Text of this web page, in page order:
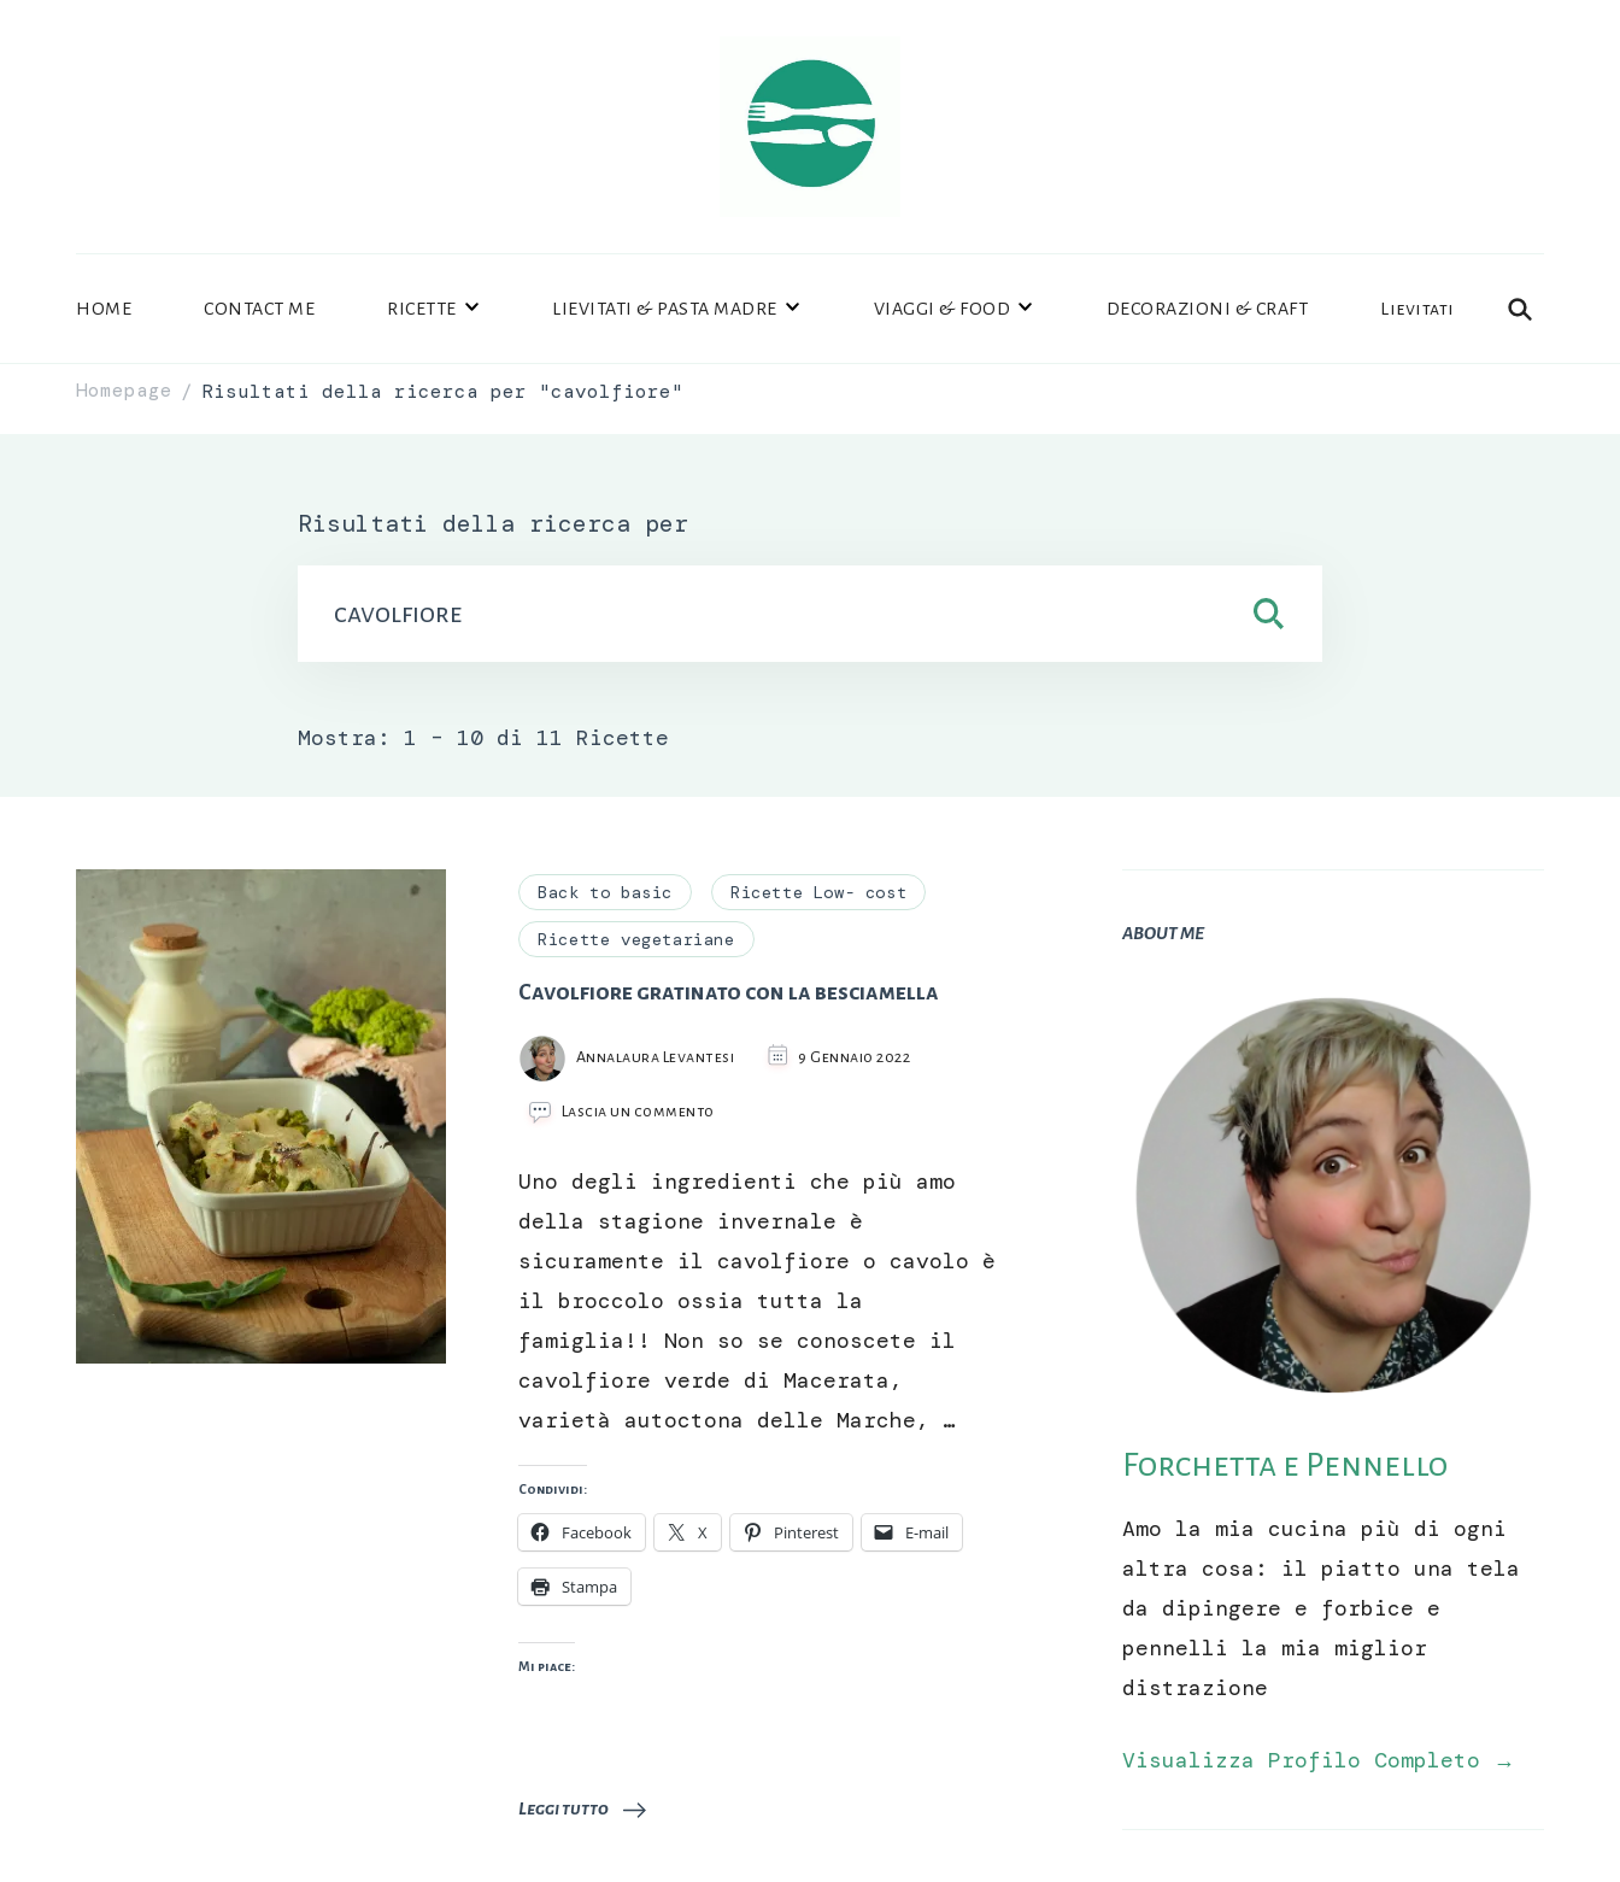
HOME CONTACT ME RICETTE LIEVITATI & PASTA MADRE VIAGGI & FOOD DECORAZIONI & CRAFT Lievitati
Homepage / Risultati della ricerca per "cavolfiore"
Risultati della ricerca per
per:
Mostra: 1 – 10 di 11 Ricette
Back to basic Ricette Low- cost
Ricette vegetariane
Cavolfiore gratinato con la besciamella
Annalaura Levantesi 9 Gennaio 2022
Lascia un commento
con
la
Uno degli ingredienti che più amo
della stagione invernale è
sicuramente il cavolfiore o cavolo è
il broccolo ossia tutta la
famiglia!! Non so se conoscete il
cavolfiore verde di Macerata,
varietà autoctona delle Marche, …
Condividi:
Facebook X Pinterest E-mail
Stampa
Mi piace:
Leggi tutto
ABOUT ME
Forchetta e Pennello
Amo la mia cucina più di ogni
altra cosa: il piatto una tela
da dipingere e forbice e
pennelli la mia miglior
distrazione
Visualizza Profilo Completo →